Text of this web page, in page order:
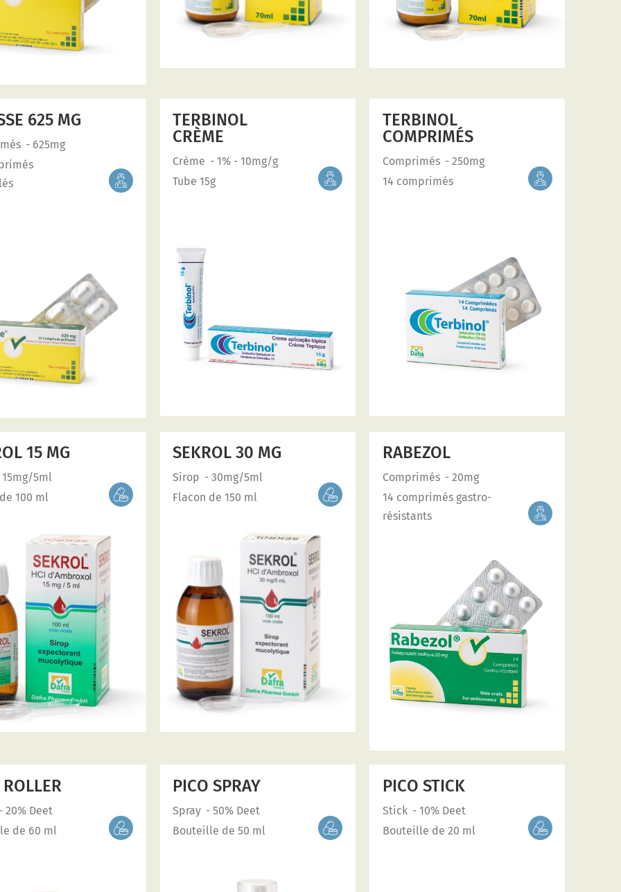
625 MG
- 625mg
TERBINOL
CRÈME
Crème - 1% - 10mg/g
Tube 15g
TERBINOL
COMPRIMÉS
Comprimés - 250mg
14 comprimés
15 MG
15mg/5ml
100 ml
SEKROL 30 MG
Sirop - 30mg/5ml
Flacon de 150 ml
RABEZOL
Comprimés - 20mg
14 comprimés gastro-
résistants
- 20% Deet
de 60 ml
PICO SPRAY
Spray - 50% Deet
Bouteille de 50 ml
PICO STICK
Stick - 10% Deet
Bouteille de 20 ml